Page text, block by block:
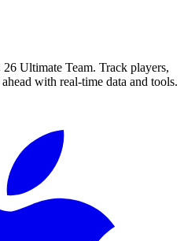
26 Ultimate Team. Track players,
with real-time data and tools.